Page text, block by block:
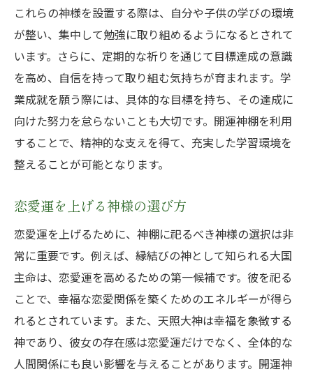
これらの神様を設置する際は、自分や子供の学びの環境
が整い、集中して勉強に取り組めるようになるとされて
います。さらに、定期的な祈りを通じて目標達成の意識
を高め、自信を持って取り組む気持ちが育まれます。学
業成就を願う際には、具体的な目標を持ち、その達成に
向けた努力を怠らないことも大切です。開運神棚を利用
することで、精神的な支えを得て、充実した学習環境を
整えることが可能となります。
恋愛運を上げる神様の選び方
恋愛運を上げるために、神棚に祀るべき神様の選択は非
常に重要です。例えば、縁結びの神として知られる大国
主命は、恋愛運を高めるための第一候補です。彼を祀る
ことで、幸福な恋愛関係を築くためのエネルギーが得ら
れるとされています。また、天照大神は幸福を象徴する
神であり、彼女の存在感は恋愛運だけでなく、全体的な
人間関係にも良い影響を与えることがあります。開運神